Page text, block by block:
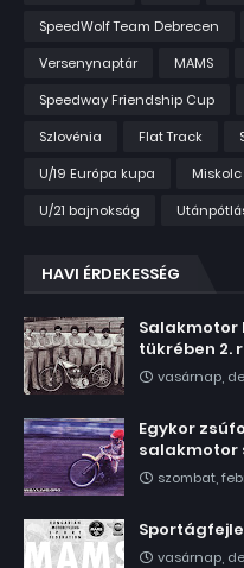
SpeedWolf Team Debrecen
Versenynaptár
MAMS
Speedway Friendship Cup
Szlovénia
Flat Track
U/19 Európa kupa
Miskolc
U/21 bajnokság
HAVI ÉRDEKESSÉG
Salakmotor
tükrében 2.
vasárnap,
Egykor
salakmotor
szombat,
vasárnap,